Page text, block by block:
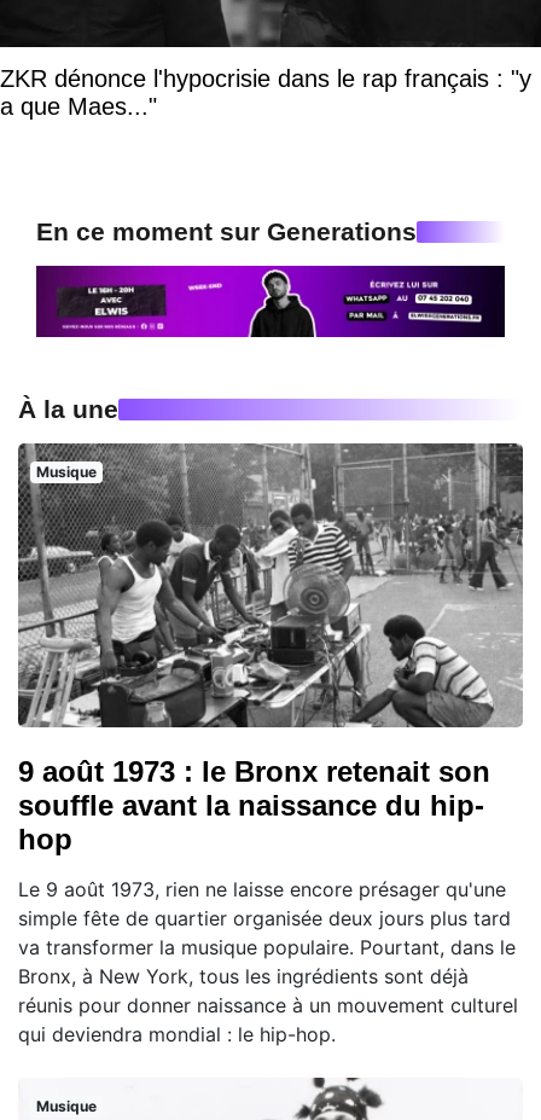
ZKR dénonce l'hypocrisie dans le rap français : "y
a que Maes..."
En ce moment sur Generations
À la une
Musique
9 août 1973 : le Bronx retenait son
souffle avant la naissance du hip-
hop
Le 9 août 1973, rien ne laisse encore présager qu'une
simple fête de quartier organisée deux jours plus tard
va transformer la musique populaire. Pourtant, dans le
Bronx, à New York, tous les ingrédients sont déjà
réunis pour donner naissance à un mouvement culturel
qui deviendra mondial : le hip-hop.
Musique